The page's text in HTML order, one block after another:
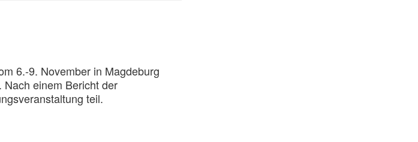
6.-9. November in Magdeburg
Nach einem Bericht der
teil.